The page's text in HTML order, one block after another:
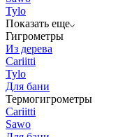
Tylo
Показать еще
Гигрометры
Из дерева
Cariitti
Tylo
Для бани
Термогигрометры
Cariitti
Sawo